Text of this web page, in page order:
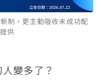
制，更主動吸收未成功配
供
變多了？